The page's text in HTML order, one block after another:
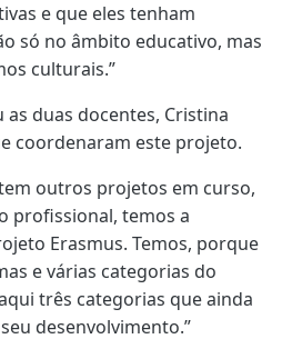
e que eles tenham
só no âmbito educativo, mas
culturais.”
duas docentes, Cristina
coordenaram este projeto.
outros projetos em curso,
profissional, temos a
Erasmus. Temos, porque
e várias categorias do
três categorias que ainda
desenvolvimento.”